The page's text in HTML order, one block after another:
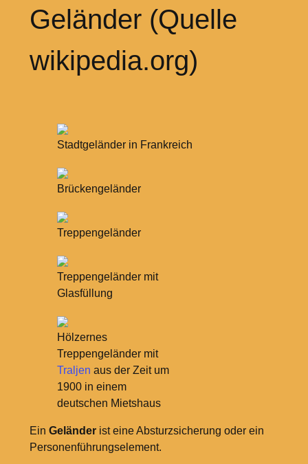
Geländer (Quelle
wikipedia.org)
Stadtgeländer in Frankreich
Brückengeländer
Treppengeländer
Treppengeländer mit
Glasfüllung
Hölzernes
Treppengeländer mit
Traljen aus der Zeit um
1900 in einem
deutschen Mietshaus
Ein Geländerist eine Absturzsicherung oder ein
Personenführungselement.